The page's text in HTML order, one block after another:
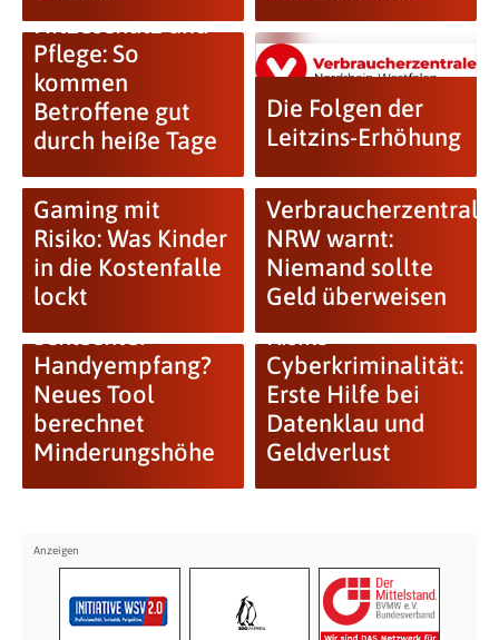
Hitzeschutz und
Pflege: So
kommen
Betroffene gut
durch heiße Tage
Die Folgen der
Leitzins-Erhöhung
Gaming mit
Risiko: Was Kinder
in die Kostenfalle
lockt
Verbraucherzentrale
NRW warnt:
Niemand sollte
Geld überweisen
Schlechter
Handyempfang?
Neues Tool
berechnet
Minderungshöhe
Risiko
Cyberkriminalität:
Erste Hilfe bei
Datenklau und
Geldverlust